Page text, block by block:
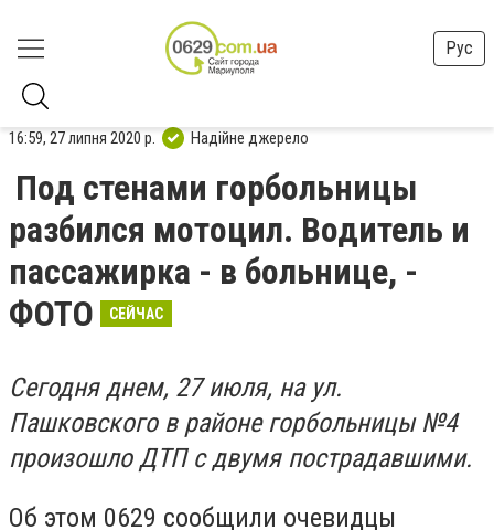
Рус
16:59, 27 липня 2020 р. Надійне джерело
Под стенами горбольницы
разбился мотоцил. Водитель и
пассажирка - в больнице, -
ФОТО
СЕЙЧАС
Сегодня днем, 27 июля, на ул.
Пашковского в районе горбольницы №4
произошло ДТП с двумя пострадавшими.
Об этом 0629 сообщили очевидцы